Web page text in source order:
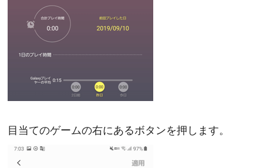
目当てのゲームの右にあるボタンを押します。